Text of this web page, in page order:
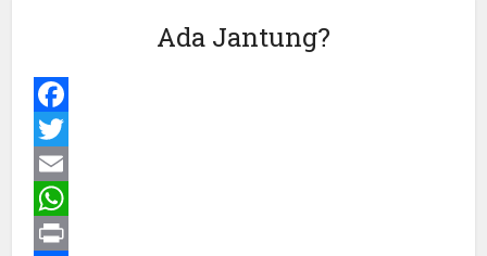
Ada Jantung?
Facebook
Twitter
Email
WhatsApp